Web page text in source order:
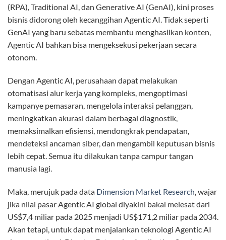
(RPA), Traditional AI, dan Generative AI (GenAI), kini proses
bisnis didorong oleh kecanggihan Agentic AI. Tidak seperti
GenAI yang baru sebatas membantu menghasilkan konten,
Agentic AI bahkan bisa mengeksekusi pekerjaan secara
otonom.
Dengan Agentic AI, perusahaan dapat melakukan
otomatisasi alur kerja yang kompleks, mengoptimasi
kampanye pemasaran, mengelola interaksi pelanggan,
meningkatkan akurasi dalam berbagai diagnostik,
memaksimalkan efisiensi, mendongkrak pendapatan,
mendeteksi ancaman siber, dan mengambil keputusan bisnis
lebih cepat. Semua itu dilakukan tanpa campur tangan
manusia lagi.
Maka, merujuk pada data Dimension Market Research , wajar
jika nilai pasar Agentic AI global diyakini bakal melesat dari
US$7,4 miliar pada 2025 menjadi US$171,2 miliar pada 2034.
Akan tetapi, untuk dapat menjalankan teknologi Agentic AI